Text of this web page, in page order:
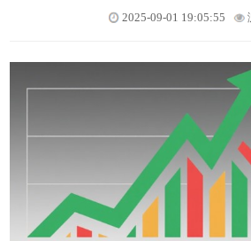
2025-09-01 19:05:55